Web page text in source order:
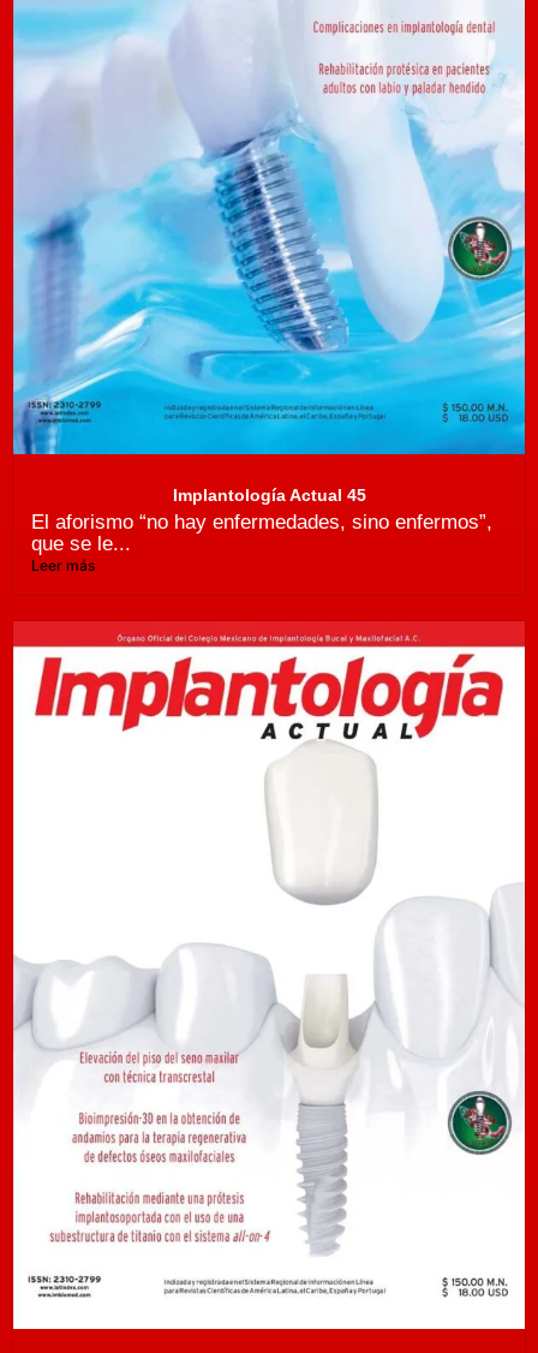
Implantología Actual 45
El aforismo “no hay enfermedades, sino enfermos”,
que se le...
Leer más